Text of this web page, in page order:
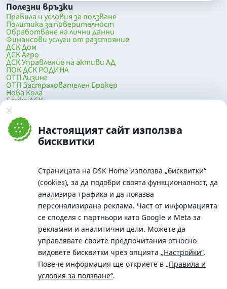
Настоящият сайт използва
бисквитки
Страницата на DSK Home използва „бисквитки“
(cookies), за да подобри своята функционалност, да
анализира трафика и да показва
персонализирана реклама. Част от информацията
се споделя с партньори като Google и Meta за
рекламни и аналитични цели. Можете да
управлявате своите предпочитания относно
видовете бисквитки чрез опцията „Настройки“.
Повече информация ще откриете в „Правила и
условия за ползване“.
Полезни връзки
Правила и условия за ползване
Политика за поверителност
Обработване на лични данни
Финансови услуги от разстояние
ДСК Дом
ДСК Агро
ДСК Управление на активи АД
ПОК ДСК РОДИНА
ОТП Лизинг
ОТП Застрахователен Брокер
Нова Кола
Банка ДСК
DSK Mobile
Оферти за продажба от Банка ДСК
Клонова мрежа и банкомати
До началото на страницата
Телефон:
0700 10 375 / *2375
Московска No.19 / ул. Г. Бенковски No. 5, София 1036
SWIFT/BIC: